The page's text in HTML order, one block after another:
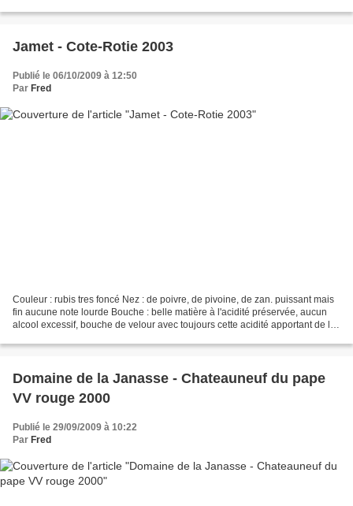
Jamet - Cote-Rotie 2003
Publié le 06/10/2009 à 12:50
Par Fred
Couleur : rubis tres foncé Nez : de poivre, de pivoine, de zan. puissant mais
fin aucune note lourde Bouche : belle matière à l'acidité préservée, aucun
alcool excessif, bouche de velour avec toujours cette acidité apportant de la
Domaine de la Janasse - Chateauneuf du pape
VV rouge 2000
Publié le 29/09/2009 à 10:22
Par Fred